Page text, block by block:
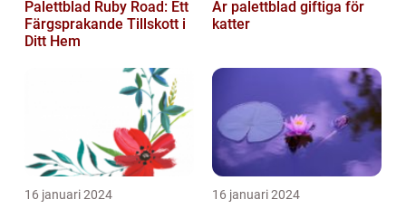
Palettblad Ruby Road: Ett
Färgsprakande Tillskott i
Ditt Hem
Är palettblad giftiga för
katter
16 januari 2024 16 januari 2024